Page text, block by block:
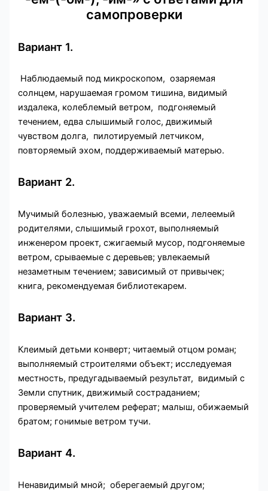
самопроверки
Вариант 1.
Наблюдаемый под микроскопом, озаряемая
солнцем, нарушаемая громом тишина, видимый
издалека, колеблемый ветром, подгоняемый
течением, едва слышимый голос, движимый
чувством долга, пилотируемый летчиком,
повторяемый эхом, поддерживаемый матерью.
Вариант 2.
Мучимый болезнью, уважаемый всеми, лелеемый
родителями, слышимый грохот, выполняемый
инженером проект, сжигаемый мусор, подгоняемые
ветром, срываемые с деревьев; увлекаемый
незаметным течением; зависимый от привычек;
книга, рекомендуемая библиотекарем.
Вариант 3.
Клеимый детьми конверт; читаемый отцом роман;
выполняемый строителями объект; исследуемая
местность, предугадываемый результат, видимый с
Земли спутник, движимый состраданием;
проверяемый учителем реферат; малыш, обижаемый
братом; гонимые ветром тучи.
Вариант 4.
Ненавидимый мной; оберегаемый другом;